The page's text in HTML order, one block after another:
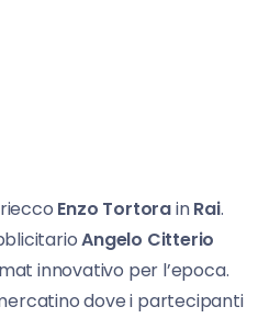
Enzo TortorainRai.
Angelo Citterio
innovativo per l’epoca.
dove i partecipanti